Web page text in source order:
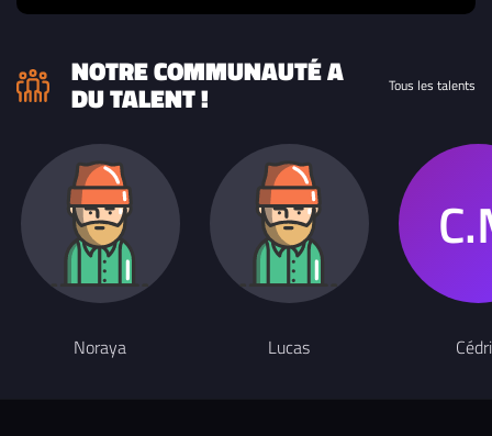
NOTRE COMMUNAUTÉ A
DU TALENT ! Tous les talents
Noraya Lucas